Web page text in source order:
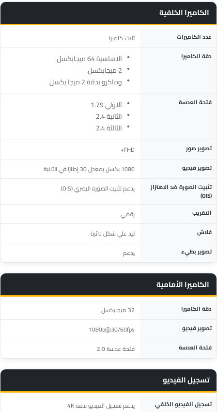
الكاميرا الخلفية
المواصفة التفاصيلعدد الكاميرات ثلاث كاميرا
دقة الكاميرا
الاساسية 64 ميجابكسل.
2 ميجابكسل.
وماكرو بدقة 2 ميجا بكسل
فتحة العدسة
الاولي 1.79
الثانية 2.4
الثالثة 2.4
تصوير صور FHD+
تصوير فيديو 1080 بكسل بمعدل 30 إطارًا في الثانية
تثبيت الصورة ضد الاهتزاز
(OIS)
يدعم تثبيت الصورة البصري (OIS)‏
التقريب رقمي
فلاش ليد علي شكل دائرة
تصوير بطيء يدعم
الكاميرا الأمامية
المواصفة التفاصيلدقة الكاميرا 32 ميجابكسل
تصوير فيديو 1080p@30/60fps
فتحة العدسة فتحة عدسة 2.0
تسجيل الفيديو
المواصفةالتفاصيل
تسجيل الفيديو الخلفي يدعم تسجيل الفيديو بدقة 4K